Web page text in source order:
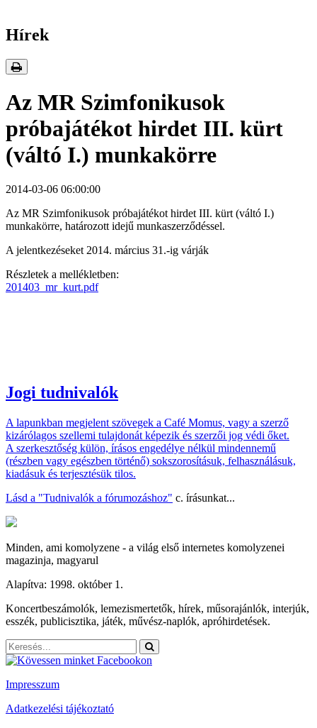
Hírek
Az MR Szimfonikusok
próbajátékot hirdet III. kürt
(váltó I.) munkakörre
2014-03-06 06:00:00
Az MR Szimfonikusok próbajátékot hirdet III. kürt (váltó I.)
munkakörre, határozott idejű munkaszerződéssel.
A jelentkezéseket 2014. március 31.-ig várják
Részletek a mellékletben:
201403_mr_kurt.pdf
Jogi tudnivalók
A lapunkban megjelent szövegek a Café Momus, vagy a szerző
kizárólagos szellemi tulajdonát képezik és szerzői jog védi őket.
A szerkesztőség külön, írásos engedélye nélkül mindennemű
(részben vagy egészben történő) sokszorosításuk, felhasználásuk,
kiadásuk és terjesztésük tilos.
Lásd a "Tudnivalók a fórumozáshoz" c. írásunkat...
Minden, ami komolyzene - a világ első internetes komolyzenei
magazinja, magyarul
Alapítva: 1998. október 1.
Koncertbeszámolók, lemezismertetők, hírek, műsorajánlók, interjúk,
esszék, publicisztika, játék, művész-naplók, apróhirdetések.
Impresszum
Adatkezelési tájékoztató